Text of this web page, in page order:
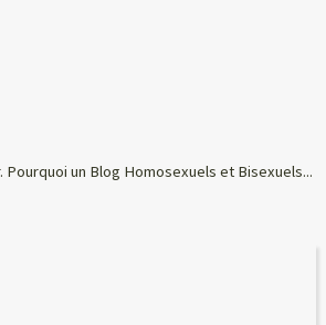
Pourquoi un Blog Homosexuels et Bisexuels...